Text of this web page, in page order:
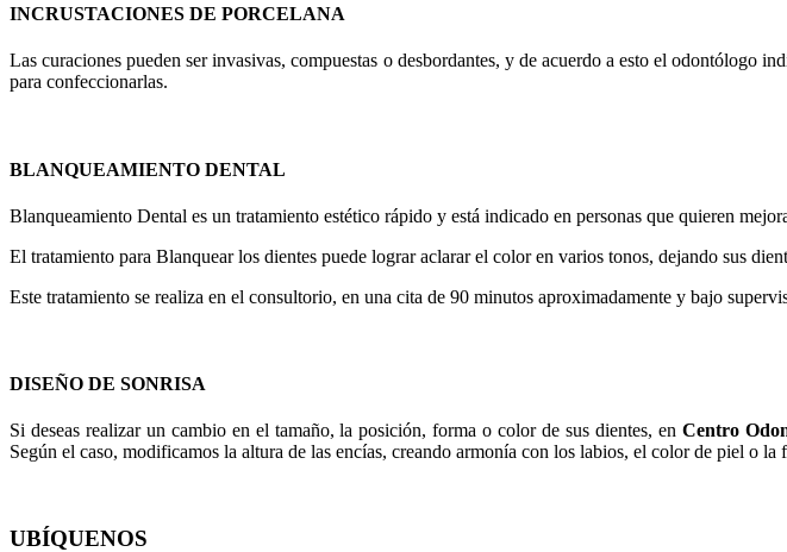
INCRUSTACIONES DE PORCELANA
Las curaciones pueden ser invasivas, compuestas o desbordantes, y de acuerdo a esto el odontólogo
para confeccionarlas.
BLANQUEAMIENTO DENTAL
Blanqueamiento Dental es un tratamiento estético rápido y está indicado en personas que quieren
El tratamiento para Blanquear los dientes puede lograr aclarar el color en varios tonos, dejando sus
Este tratamiento se realiza en el consultorio, en una cita de 90 minutos aproximadamente y bajo
DISEÑO DE SONRISA
Si deseas realizar un cambio en el tamaño, la posición, forma o color de sus dientes, en Centro
Según el caso, modificamos la altura de las encías, creando armonía con los labios, el color de piel o la
UBÍQUENOS